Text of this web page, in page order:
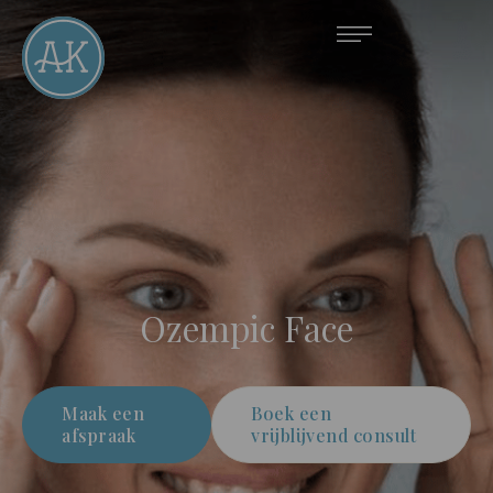
Ozempic Face
Maak een
afspraak
Boek een
vrijblijvend consult